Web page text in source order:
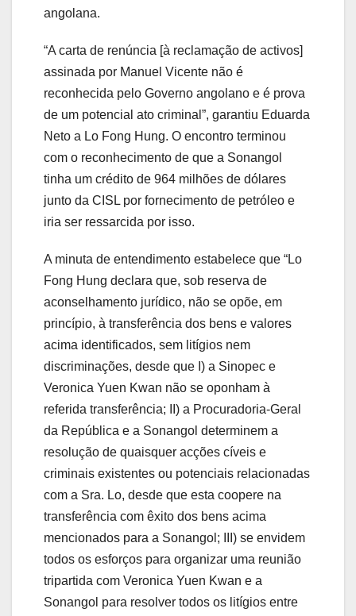
angolana.
“A carta de renúncia [à reclamação de activos]
assinada por Manuel Vicente não é
reconhecida pelo Governo angolano e é prova
de um potencial ato criminal”, garantiu Eduarda
Neto a Lo Fong Hung. O encontro terminou
com o reconhecimento de que a Sonangol
tinha um crédito de 964 milhões de dólares
junto da CISL por fornecimento de petróleo e
iria ser ressarcida por isso.
A minuta de entendimento estabelece que “Lo
Fong Hung declara que, sob reserva de
aconselhamento jurídico, não se opõe, em
princípio, à transferência dos bens e valores
acima identificados, sem litígios nem
discriminações, desde que I) a Sinopec e
Veronica Yuen Kwan não se oponham à
referida transferência; II) a Procuradoria-Geral
da República e a Sonangol determinem a
resolução de quaisquer acções cíveis e
criminais existentes ou potenciais relacionadas
com a Sra. Lo, desde que esta coopere na
transferência com êxito dos bens acima
mencionados para a Sonangol; III) se envidem
todos os esforços para organizar uma reunião
tripartida com Veronica Yuen Kwan e a
Sonangol para resolver todos os litígios entre